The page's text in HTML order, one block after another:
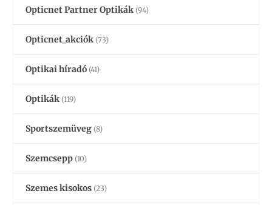
Opticnet Partner Optikák (94)
Opticnet_akciók (73)
Optikai híradó (41)
Optikák (119)
Sportszemüveg (8)
Szemcsepp (10)
Szemes kisokos (23)